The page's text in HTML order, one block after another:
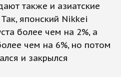
также и азиатские
японский Nikkei
более чем на 2%, а
чем на 6%, но потом
и закрылся